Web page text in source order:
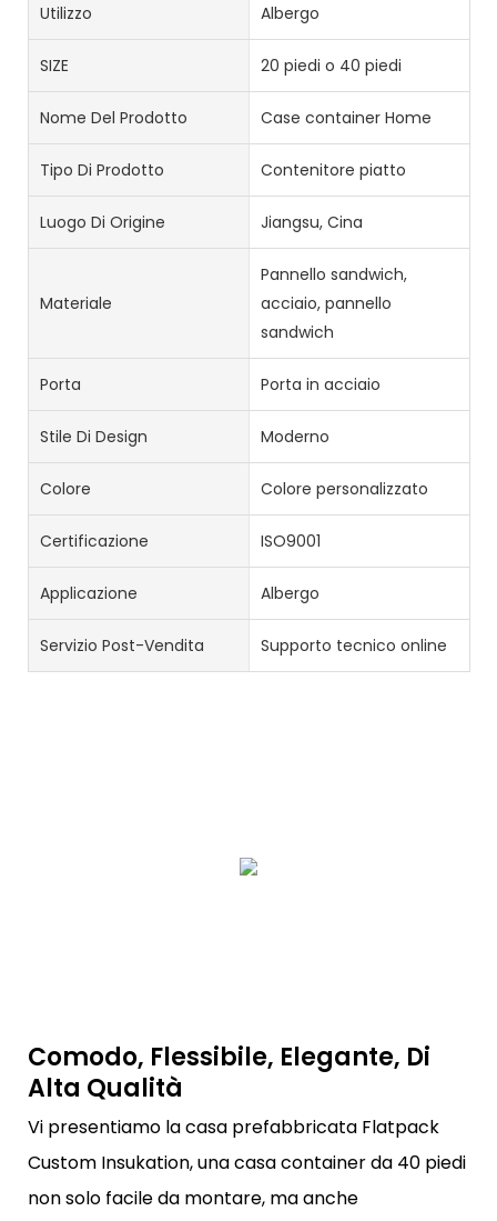
Utilizzo Albergo
SIZE 20 piedi o 40 piedi
Nome Del Prodotto Case container Home
Tipo Di Prodotto Contenitore piatto
Luogo Di Origine Jiangsu, Cina
Materiale
Pannello sandwich,
acciaio, pannello
sandwich
Porta Porta in acciaio
Stile Di Design Moderno
Colore Colore personalizzato
Certificazione ISO9001
Applicazione Albergo
Servizio Post-Vendita Supporto tecnico online
Comodo, Flessibile, Elegante, Di
Alta Qualità
Vi presentiamo la casa prefabbricata Flatpack
Custom Insukation, una casa container da 40 piedi
non solo facile da montare, ma anche